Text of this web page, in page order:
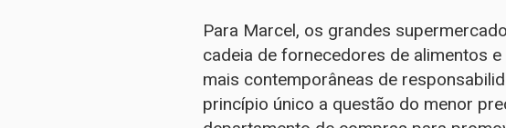
Para Marcel, os grandes
cadeia de fornecedores de alimentos
mais contemporâneas de
princípio único a questão do menor